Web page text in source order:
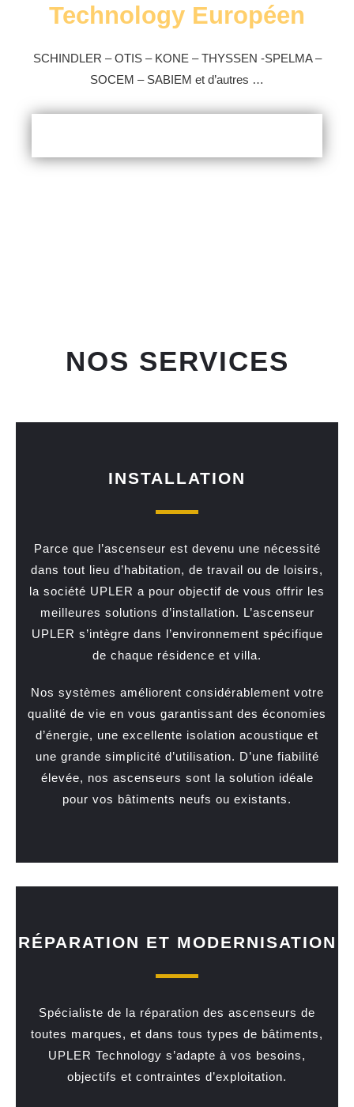
Technology Européen
SCHINDLER – OTIS – KONE – THYSSEN -SPELMA –
SOCEM – SABIEM et d’autres …
NOS SERVICES
INSTALLATION
Parce que l’ascenseur est devenu une nécessité
dans tout lieu d’habitation, de travail ou de loisirs,
la société UPLER a pour objectif de vous offrir les
meilleures solutions d’installation. L’ascenseur
UPLER s’intègre dans l’environnement spécifique
de chaque résidence et villa.
Nos systèmes améliorent considérablement votre
qualité de vie en vous garantissant des économies
d’énergie, une excellente isolation acoustique et
une grande simplicité d’utilisation. D’une fiabilité
élevée, nos ascenseurs sont la solution idéale
pour vos bâtiments neufs ou existants.
RÉPARATION ET MODERNISATION
Spécialiste de la réparation des ascenseurs de
toutes marques, et dans tous types de bâtiments,
UPLER Technology s’adapte à vos besoins,
objectifs et contraintes d’exploitation.